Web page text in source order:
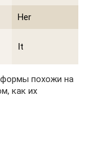
Her
It
похожи на
как их